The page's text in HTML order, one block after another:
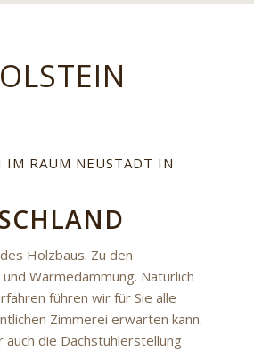
IM RAUM NEUSTADT IN
Holzbaus. Zu den
Wärmedämmung. Natürlich
führen wir für Sie alle
Zimmerei erwarten kann.
die Dachstuhlerstellung